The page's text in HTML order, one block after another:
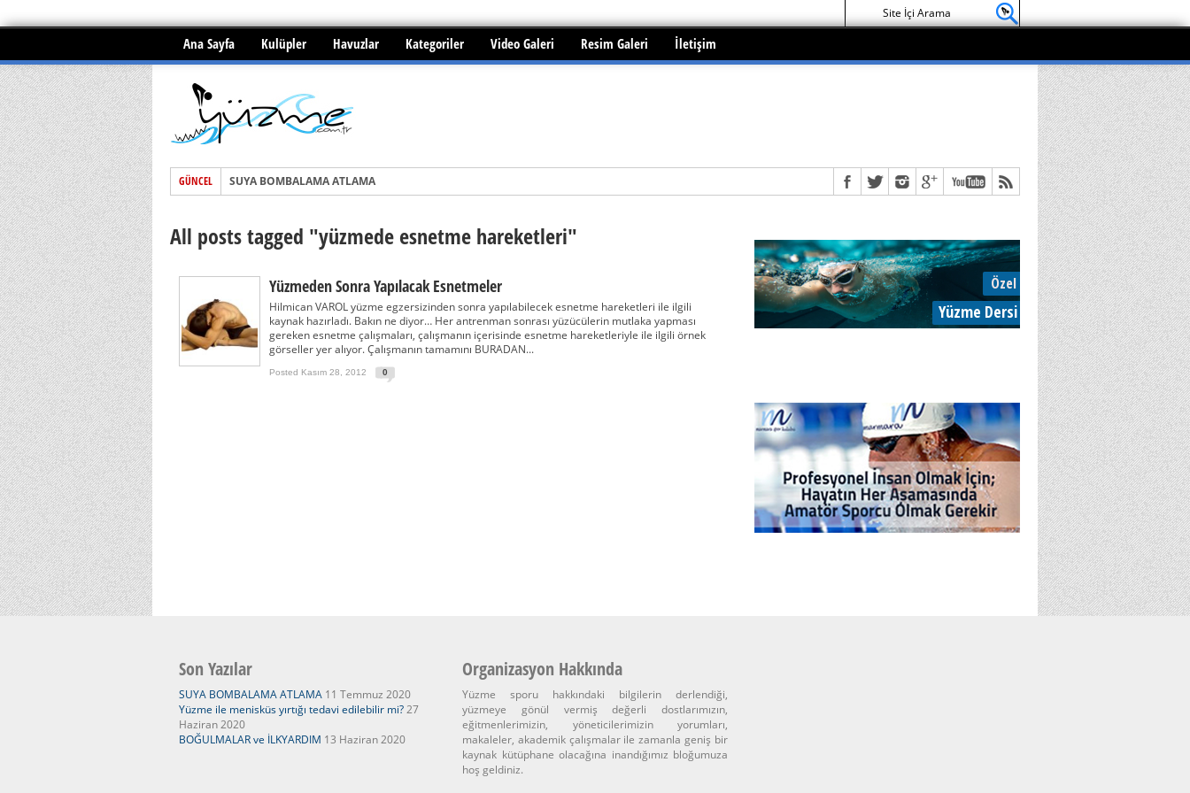
Ana Sayfa Kulüpler Havuzlar Kategoriler Video Galeri Resim Galeri İletişim
GÜNCEL
SUYA BOMBALAMA ATLAMA
BOĞULMALAR ve İLKYARDIM
All posts tagged "yüzmede esnetme hareketleri"
Yüzmeden Sonra Yapılacak Esnetmeler
Hilmican VAROL yüzme egzersizinden sonra yapılabilecek esnetme hareketleri ile ilgili
kaynak hazırladı. Bakın ne diyor… Her antrenman sonrası yüzücülerin mutlaka yapması
gereken esnetme çalışmaları, çalışmanın içerisinde esnetme hareketleriyle ile ilgili örnek
görseller yer alıyor. Çalışmanın tamamını BURADAN...
Posted Kasım 28, 2012 0
Son Yazılar
SUYA BOMBALAMA ATLAMA 11 Temmuz 2020
Yüzme ile menisküs yırtığı tedavi edilebilir mi?27
Haziran 2020
BOĞULMALAR ve İLKYARDIM 13 Haziran 2020
Organizasyon Hakkında
Yüzme sporu hakkındaki bilgilerin derlendiği,
yüzmeye gönül vermiş değerli dostlarımızın,
eğitmenlerimizin, yöneticilerimizin yorumları,
makaleler, akademik çalışmalar ile zamanla geniş bir
kaynak kütüphane olacağına inandığımız bloğumuza
hoş geldiniz.